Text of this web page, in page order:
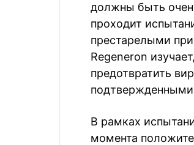
должны быть
проходит
престарелыми
Regeneron
предотвратить
В рамках
момента